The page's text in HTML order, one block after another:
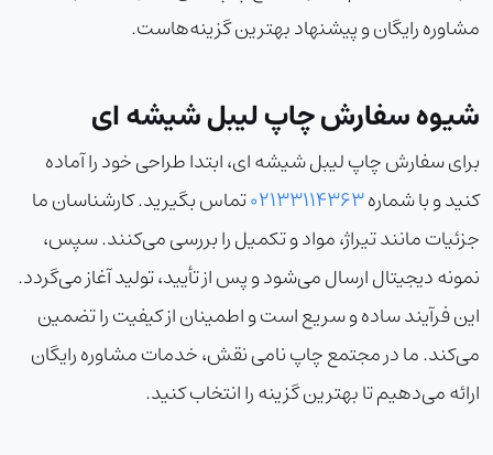
مشاوره رایگان و پیشنهاد بهترین گزینه‌هاست.
شیوه سفارش چاپ لیبل شیشه ای
برای سفارش چاپ لیبل شیشه ای، ابتدا طراحی خود را آماده
کنید و با شماره02133114363تماس بگیرید. کارشناسان ما
جزئیات مانند تیراژ، مواد و تکمیل را بررسی می‌کنند. سپس،
نمونه دیجیتال ارسال می‌شود و پس از تأیید، تولید آغاز می‌گردد.
این فرآیند ساده و سریع است و اطمینان از کیفیت را تضمین
می‌کند. ما در مجتمع چاپ نامی نقش، خدمات مشاوره رایگان
ارائه می‌دهیم تا بهترین گزینه را انتخاب کنید.